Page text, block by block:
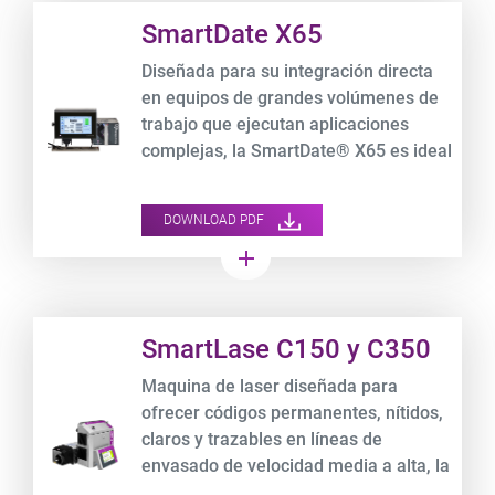
SmartDate X65
Diseñada para su integración directa
en equipos de grandes volúmenes de
trabajo que ejecutan aplicaciones
complejas, la SmartDate® X65 es ideal
alta resolución en envases laminados
flexibles.
DOWNLOAD PDF
add
SmartLase C150 y C350
Maquina de laser diseñada para
ofrecer códigos permanentes, nítidos,
claros y trazables en líneas de
envasado de velocidad media a alta, la